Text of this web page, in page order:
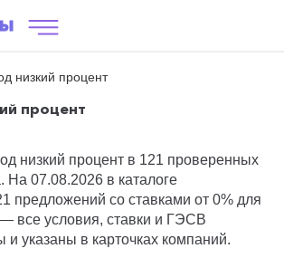
низкий процент
процент
низкий процент в 121 проверенных
На 07.08.2026 в каталоге
предложений со ставками от 0% для
все условия, ставки и ГЭСВ
и указаны в карточках компаний.